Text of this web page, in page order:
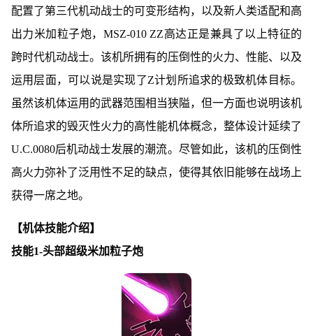
配置了第三代机动战士的可变形结构，以及新人类适配和高
出力米加粒子炮，MSZ-010 ZZ高达正是兼具了以上特征的
跨时代机动战士。该机所拥有的压倒性的火力、性能、以及
运用层面，可以说是实现了Z计划所追求的极致机体目标。
虽然该机体运用的武器范围相当狭隘，但一方面也说明该机
体所追求的毁灭性火力的高性能机体概念，整体设计延续了
U.C.0080后机动战士发展的潮流。尽管如此，该机的压倒性
高火力弥补了泛用性不足的缺点，使得其依旧能够在战场上
获得一席之地。
【机体技能介绍】
技能1-头部超级米加粒子炮